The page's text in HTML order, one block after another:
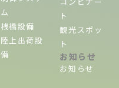
ム
桟橋設備
陸上出荷設
備
ト
観光スポッ
ト
お知らせ
お知らせ